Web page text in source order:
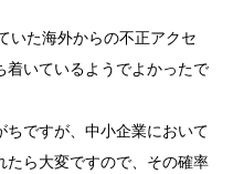
いた海外からの不正アクセ
着いているようでよかったで
ちですが、中小企業において
たら大変ですので、その確率